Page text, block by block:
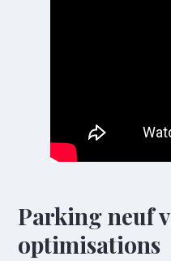
Parking neuf
optimisations